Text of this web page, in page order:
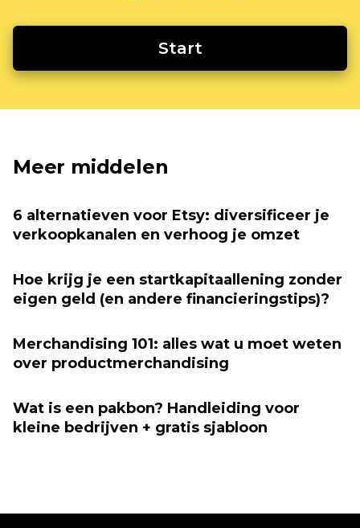
Start
Meer middelen
6 alternatieven voor Etsy: diversificeer je
verkoopkanalen en verhoog je omzet
Hoe krijg je een startkapitaallening zonder
eigen geld (en andere financieringstips)?
Merchandising 101: alles wat u moet weten
over productmerchandising
Wat is een pakbon? Handleiding voor
kleine bedrijven + gratis sjabloon